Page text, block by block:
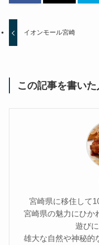
イオンモール宮崎
この記事を書いた
宮崎県に移住して
宮崎県の魅力にひか
遊び
雄大な自然や神秘的